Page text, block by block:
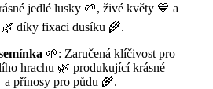
jedlé lusky 🌱, živé květy 💙 a
díky fixaci dusíku 🌾.
🌱: Zaručená klíčivost pro
hrachu 🌿 produkující krásné
přínosy pro půdu 🌾.